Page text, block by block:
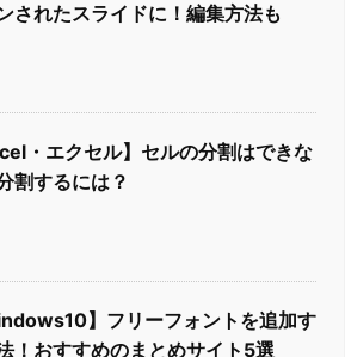
されたスライドに！編集方法も
・エクセル】セルの分割はできな
割するには？
】フリーフォントを追加す
！おすすめのまとめサイト5選